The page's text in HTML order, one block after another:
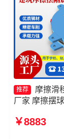
推荐
摩擦滑
厂家 摩擦摆
厂家 摩擦摆
￥8883